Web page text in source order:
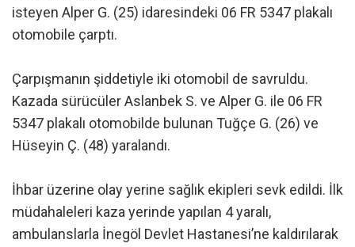
isteyen Alper G. (25) idaresindeki 06 FR 5347 plakalı
otomobile çarptı.
Çarpışmanın şiddetiyle iki otomobil de savruldu.
Kazada sürücüler Aslanbek S. ve Alper G. ile 06 FR
5347 plakalı otomobilde bulunan Tuğçe G. (26) ve
Hüseyin Ç. (48) yaralandı.
İhbar üzerine olay yerine sağlık ekipleri sevk edildi. İlk
müdahaleleri kaza yerinde yapılan 4 yaralı,
ambulanslarla İnegöl Devlet Hastanesi’ne kaldırılarak